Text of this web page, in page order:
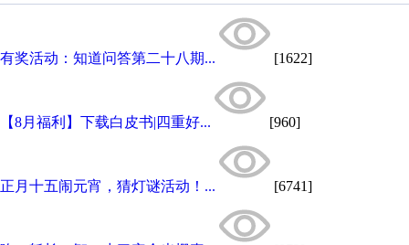
有奖活动：知道问答第二十八期... [1622]
【8月福利】下载白皮书|四重好... [960]
正月十五闹元宵，猜灯谜活动！... [6741]